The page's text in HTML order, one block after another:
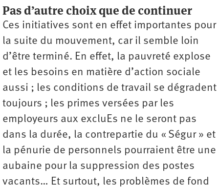
Pas d’autre choix que de continuer
Ces initiatives sont en effet importantes pour
la suite du mouvement, car il semble loin
d’être terminé. En effet, la pauvreté explose
et les besoins en matière d’action sociale
aussi ; les conditions de travail se dégradent
toujours ; les primes versées par les
employeurs aux excluEs ne le seront pas
dans la durée, la contrepartie du « Ségur » et
la pénurie de personnels pourraient être une
aubaine pour la suppression des postes
vacants… Et surtout, les problèmes de fond